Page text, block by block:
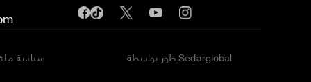
سياسة طور بواسطة Sedarglobal